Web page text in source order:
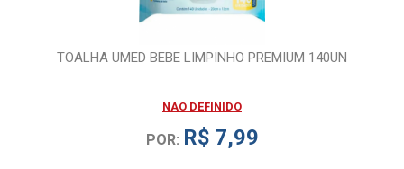
TOALHA UMED BEBE LIMPINHO PREMIUM 140UN
NAO DEFINIDO
POR: R$ 7,99